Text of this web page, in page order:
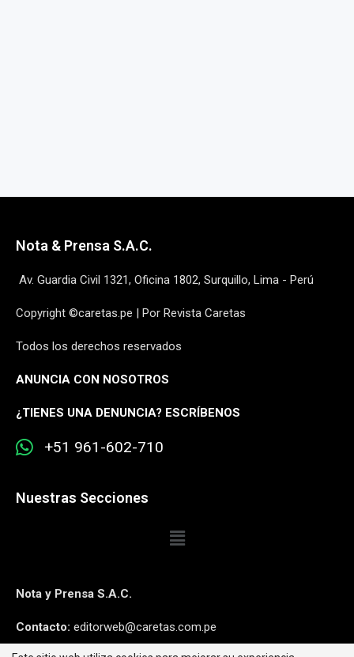
Nota & Prensa S.A.C.
Av. Guardia Civil 1321, Oficina 1802, Surquillo, Lima - Perú
Copyright ©caretas.pe | Por Revista Caretas
Todos los derechos reservados
ANUNCIA CON NOSOTROS
¿TIENES UNA DENUNCIA? ESCRÍBENOS
+51 961-602-710
Nuestras Secciones
Nota y Prensa S.A.C.
Contacto: editorweb@caretas.com.pe